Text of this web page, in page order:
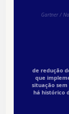
Gartner /
de redução
que
situação
há histórico